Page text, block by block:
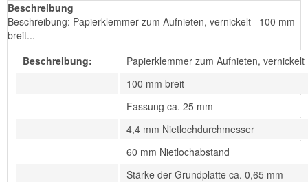
Beschreibung
Beschreibung: Papierklemmer zum Aufnieten, vernickelt 100 mm
breit...
Beschreibung:
Papierklemmer zum Aufnieten, vernickelt
100 mm breit
Fassung ca. 25 mm
4,4 mm Nietlochdurchmesser
60 mm Nietlochabstand
Stärke der Grundplatte ca. 0,65 mm